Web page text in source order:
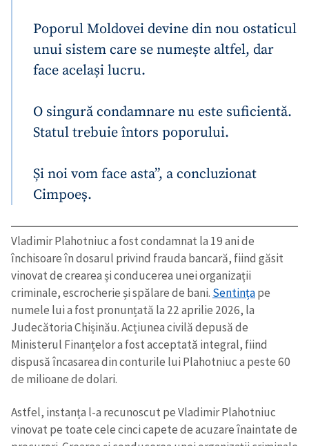
Trimite o informație
Despre ZdG
in English
на русском
Poporul Moldovei devine din nou ostaticul
unui sistem care se numește altfel, dar
face același lucru.
O singură condamnare nu este suficientă.
Statul trebuie întors poporului.
Și noi vom face asta”, a concluzionat
Cimpoeș.
Vladimir Plahotniuc a fost condamnat la 19 ani de
închisoare în dosarul privind frauda bancară, fiind găsit
vinovat de crearea și conducerea unei organizații
criminale, escrocherie și spălare de bani. Sentințape
numele lui a fost pronunțată la 22 aprilie 2026, la
Judecătoria Chișinău. Acțiunea civilă depusă de
Ministerul Finanțelor a fost acceptată integral, fiind
dispusă încasarea din conturile lui Plahotniuc a peste 60
de milioane de dolari.
Astfel, instanța l-a recunoscut pe Vladimir Plahotniuc
vinovat pe toate cele cinci capete de acuzare înaintate de